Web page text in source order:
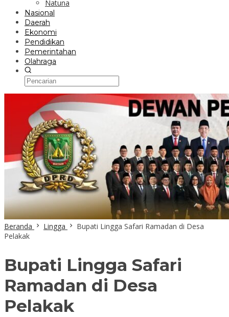
Natuna
Nasional
Daerah
Ekonomi
Pendidikan
Pemerintahan
Olahraga
Beranda Lingga
Bupati Lingga Safari Ramadan di Desa
Pelakak
Bupati Lingga Safari
Ramadan di Desa
Pelakak